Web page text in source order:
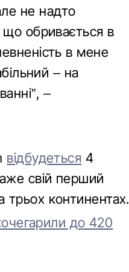
не надто
що обривається в
в мене
– на
–
відбудеться 4
свій перший
трьох континентах.
до 420